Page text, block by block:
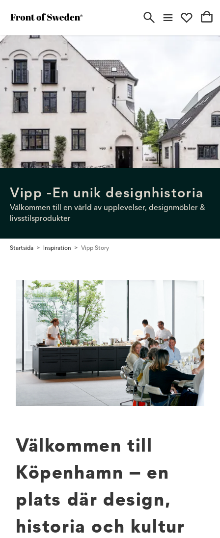
Vipp -En unik designhistoria
Välkommen till en värld av upplevelser, designmöbler &
livsstilsprodukter
Startsida Inspiration Vipp Story
Välkommen till
Köpenhamn – en
plats där design,
historia och kultur